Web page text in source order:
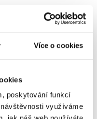
Více o cookies
poskytování funkcí
využíváme